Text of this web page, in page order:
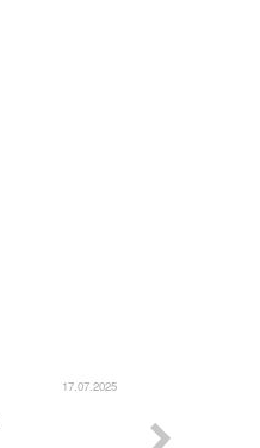
17.07.2025